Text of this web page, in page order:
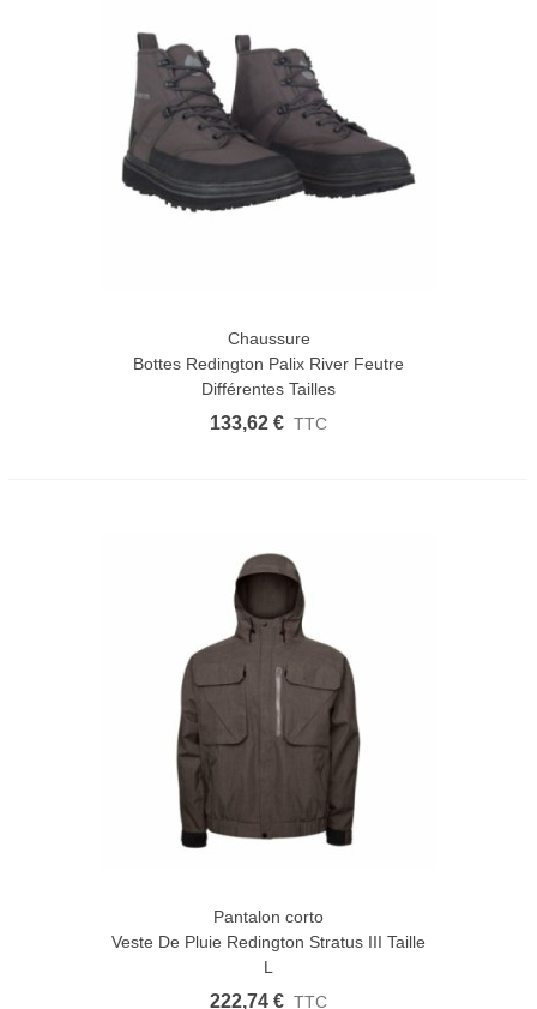
Chaussure
Bottes Redington Palix River Feutre
Différentes Tailles
133,62 € TTC
Pantalon corto
Veste De Pluie Redington Stratus III Taille
L
222,74 € TTC